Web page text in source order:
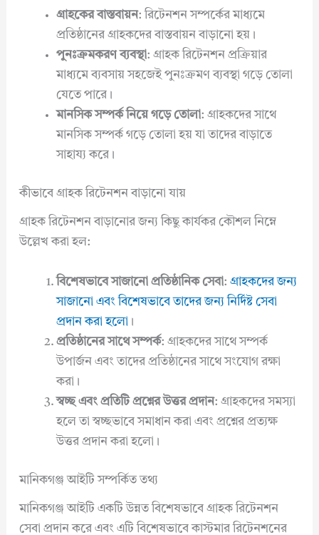
গ্রাহকের বাস্তবায়ন: রিটেনশন সম্পর্কের মাধ্যমে
প্রতিষ্ঠানের গ্রাহকদের বাস্তবায়ন বাড়ানো হয়।
পুনঃক্রমকরণ ব্যবস্থা: গ্রাহক রিটেনশন প্রক্রিয়ার
মাধ্যমে ব্যবসায় সহজেই পুনঃক্রমণ ব্যবস্থা গড়ে তোলা
যেতে পারে।
মানসিক সম্পর্ক নিয়ে গড়ে তোলা: গ্রাহকদের সাথে
মানসিক সম্পর্ক গড়ে তোলা হয় যা তাদের বাড়াতে
সাহায্য করে।
কীভাবে গ্রাহক রিটেনশন বাড়ানো যায়
গ্রাহক রিটেনশন বাড়ানোর জন্য কিছু কার্যকর কৌশল নিম্নে
উল্লেখ করা হল:
বিশেষভাবে সাজানো প্রতিষ্ঠানিক সেবা: গ্রাহকদের জন্য
সাজানো এবং বিশেষভাবে তাদের জন্য নির্দিষ্ট সেবা
প্রদান করা হলো ।
প্রতিষ্ঠানের সাথে সম্পর্ক: গ্রাহকদের সাথে সম্পর্ক
উপার্জন এবং তাদের প্রতিষ্ঠানের সাথে সংযোগ রক্ষা
করা।
স্বচ্ছ এবং প্রতিটি প্রশ্নের উত্তর প্রদান: গ্রাহকদের সমস্যা
হলে তা স্বচ্ছভাবে সমাধান করা এবং প্রশ্নের প্রত্যক্ষ
উত্তর প্রদান করা হলো।
মানিকগঞ্জ আইটি সম্পর্কিত তথ্য
মানিকগঞ্জ আইটি একটি উন্নত বিশেষভাবে গ্রাহক রিটেনশন
সেবা প্রদান করে এবং এটি বিশেষভাবে কাস্টমার রিটেনশনের